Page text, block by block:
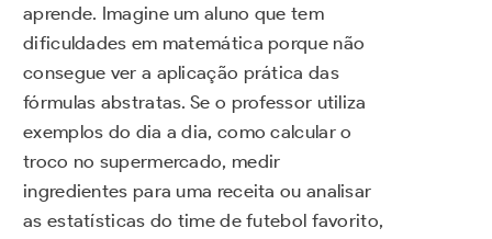
aprende. Imagine um aluno que tem
dificuldades em matemática porque não
consegue ver a aplicação prática das
fórmulas abstratas. Se o professor utiliza
exemplos do dia a dia, como calcular o
troco no supermercado, medir
ingredientes para uma receita ou analisar
as estatísticas do time de futebol favorito,